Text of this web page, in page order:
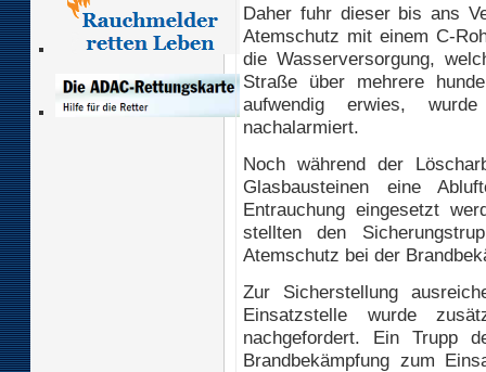
Daher fuhr dieser bis ans
Atemschutz mit einem C-
die Wasserversorgung,
Straße über mehrere
aufwendig erwies,
nachalarmiert.
Noch während der
Glasbausteinen eine
Entrauchung eingesetzt
stellten den
Atemschutz bei der
Zur Sicherstellung
Einsatzstelle wurde
nachgefordert. Ein Trupp
Brandbekämpfung zum